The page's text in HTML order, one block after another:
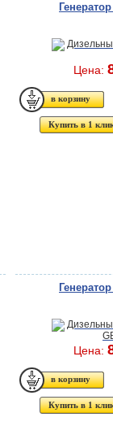
Цена:
Купить в 1
Цена:
Купить в 1